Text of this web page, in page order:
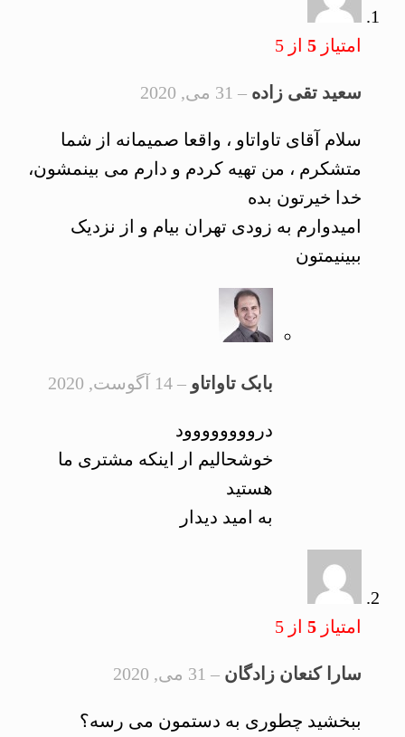
امتیاز 5 از 5
سعید تقی زاده – 31 می, 2020
سلام آقای تاواتاو ، واقعا صمیمانه از شما
متشکرم ، من تهیه کردم و دارم می بینمشون،
خدا خیرتون بده
امیدوارم به زودی تهران بیام و از نزدیک
ببینیمتون
بابک تاواتاو – 14 آگوست, 2020
دروووووووود
خوشحالیم ار اینکه مشتری ما
هستید
به امید دیدار
امتیاز 5 از 5
سارا کنعان زادگان – 31 می, 2020
ببخشید چطوری به دستمون می رسه؟